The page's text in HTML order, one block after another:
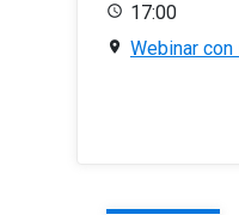
17:00
Webinar